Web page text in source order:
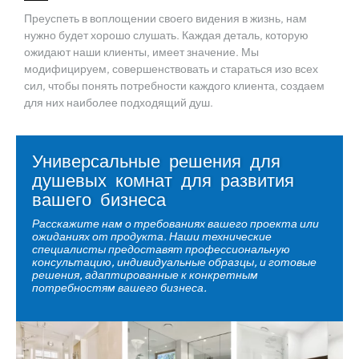
Черный
Ручки & Дверные ручки
дверные ручки. Прочный и без коррозии.
На выбор доступны различные варианты отделки и
стилей.
Преуспеть в воплощении своего видения в жизнь, нам
нужно будет хорошо слушать. Каждая деталь, которую
ожидают наши клиенты, имеет значение. Мы
модифицируем, совершенствовать и стараться изо всех
сил, чтобы понять потребности каждого клиента, создаем
для них наиболее подходящий душ.
Универсальные решения для
душевых комнат для развития
вашего бизнеса
Расскажите нам о требованиях вашего проекта или
ожиданиях от продукта. Наши технические
специалисты предоставят профессиональную
консультацию, индивидуальные образцы, и готовые
решения, адаптированные к конкретным
потребностям вашего бизнеса.